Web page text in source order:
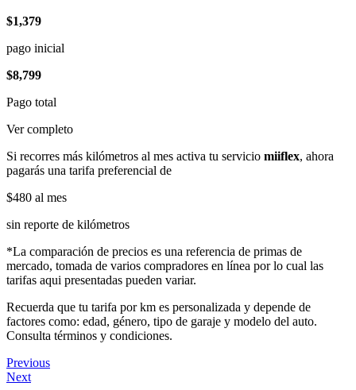
$1,379
pago inicial
$8,799
Pago total
Ver completo
Si recorres más kilómetros al mes activa tu servicio miiflex, ahora
pagarás una tarifa preferencial de
$480 al mes
sin reporte de kilómetros
*La comparación de precios es una referencia de primas de
mercado, tomada de varios compradores en línea por lo cual las
tarifas aqui presentadas pueden variar.
Recuerda que tu tarifa por km es personalizada y depende de
factores como: edad, género, tipo de garaje y modelo del auto.
Consulta términos y condiciones.
Previous
Next